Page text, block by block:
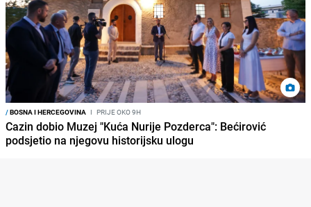
/BOSNA I HERCEGOVINA I PRIJE OKO 9H
Cazin dobio Muzej "Kuća Nurije Pozderca": Bećirović
podsjetio na njegovu historijsku ulogu